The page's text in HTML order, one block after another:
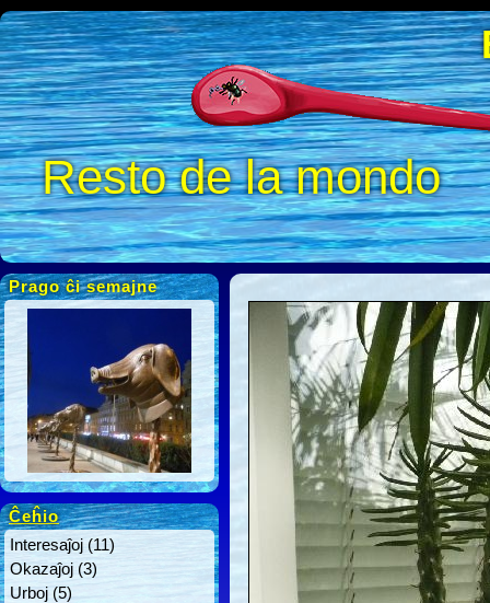
Resto de la mondo
Prago ĉi semajne
Ĉeĥio
Interesaĵoj (11)
Okazaĵoj (3)
Urboj (5)